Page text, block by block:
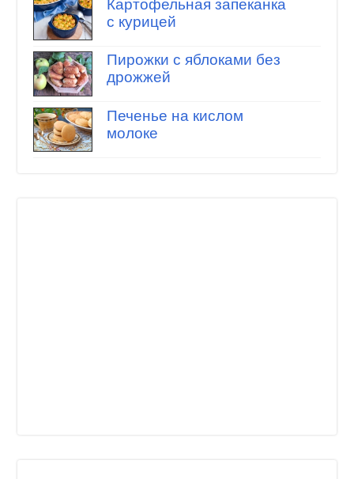
Картофельная запеканка
с курицей
Пирожки с яблоками без
дрожжей
Печенье на кислом
молоке